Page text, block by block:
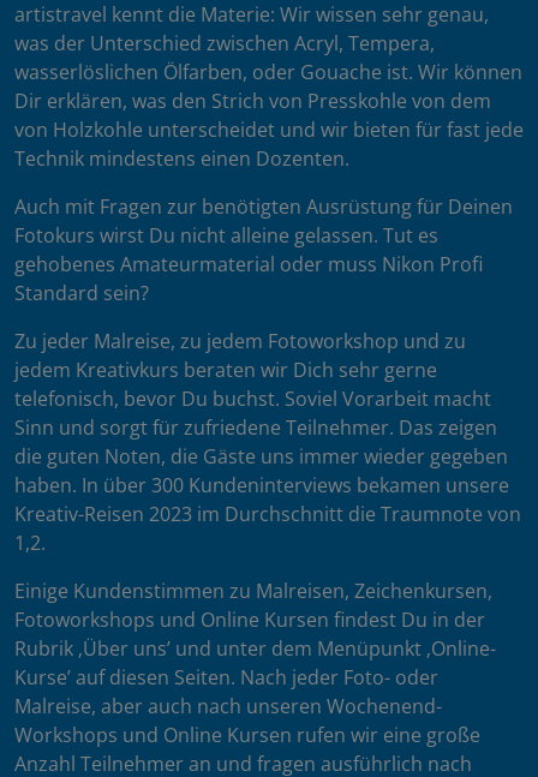
artistravel kennt die Materie: Wir wissen sehr genau,
was der Unterschied zwischen Acryl, Tempera,
wasserlöslichen Ölfarben, oder Gouache ist. Wir können
Dir erklären, was den Strich von Presskohle von dem
von Holzkohle unterscheidet und wir bieten für fast jede
Technik mindestens einen Dozenten.
Auch mit Fragen zur benötigten Ausrüstung für Deinen
Fotokurs wirst Du nicht alleine gelassen. Tut es
gehobenes Amateurmaterial oder muss Nikon Profi
Standard sein?
Zu jeder Malreise, zu jedem Fotoworkshop und zu
jedem Kreativkurs beraten wir Dich sehr gerne
telefonisch, bevor Du buchst. Soviel Vorarbeit macht
Sinn und sorgt für zufriedene Teilnehmer. Das zeigen
die guten Noten, die Gäste uns immer wieder gegeben
haben. In über 300 Kundeninterviews bekamen unsere
Kreativ-Reisen 2023 im Durchschnitt die Traumnote von
1,2.
Einige Kundenstimmen zu Malreisen, Zeichenkursen,
Fotoworkshops und Online Kursen findest Du in der
Rubrik ‚Über uns’ und unter dem Menüpunkt ‚Online-
Kurse’ auf diesen Seiten. Nach jeder Foto- oder
Malreise, aber auch nach unseren Wochenend-
Workshops und Online Kursen rufen wir eine große
Anzahl Teilnehmer an und fragen ausführlich nach